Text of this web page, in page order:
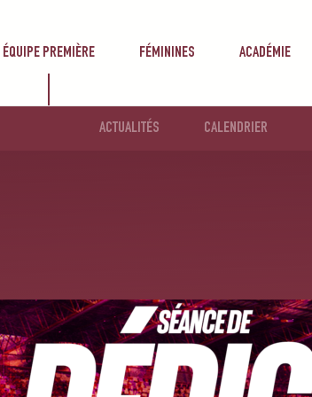
ÉQUIPE PREMIÈRE FÉMININES ACADÉMIE
ACTUALITÉS CALENDRIER